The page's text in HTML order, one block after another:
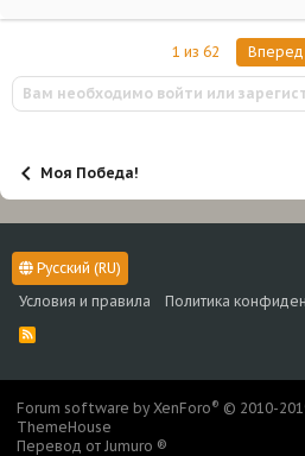
1 из 62 Вперед
Вам необходимо войти или
Моя Победа!
Русский (RU)
Условия и правила
Политика
R
S
Forum software by XenForo® © 2010-
ThemeHouse
Перевод от Jumuro ®